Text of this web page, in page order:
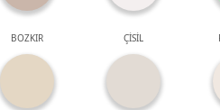
BOZKIR ÇİSİL